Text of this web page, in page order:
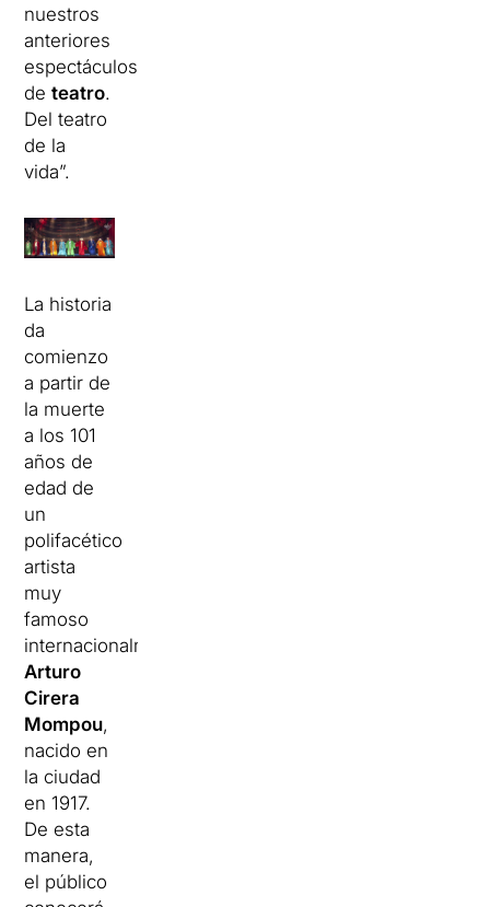
nuestros
anteriores
espectáculos:
deteatro.
Del teatro
de la
vida”.
La historia
da
comienzo
a partir de
la muerte
a los 101
años de
edad de
un
polifacético
artista
muy
famoso
internacionalmente,
Arturo
Cirera
Mompou,
nacido en
la ciudad
en 1917.
De esta
manera,
el público